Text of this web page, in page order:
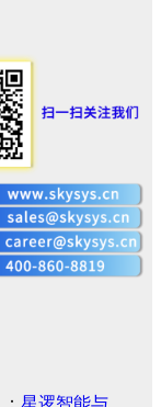
星逻智能与